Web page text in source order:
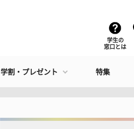
学生の
窓口とは
学割・プレゼント 特集